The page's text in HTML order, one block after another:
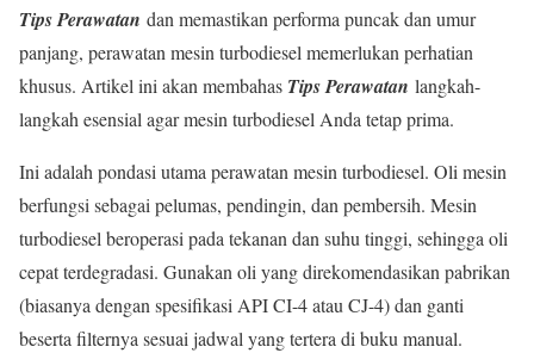
Tips Perawatan dan memastikan performa puncak dan umur
panjang, perawatan mesin turbodiesel memerlukan perhatian
khusus. Artikel ini akan membahas Tips Perawatan langkah-
langkah esensial agar mesin turbodiesel Anda tetap prima.
Ini adalah pondasi utama perawatan mesin turbodiesel. Oli mesin
berfungsi sebagai pelumas, pendingin, dan pembersih. Mesin
turbodiesel beroperasi pada tekanan dan suhu tinggi, sehingga oli
cepat terdegradasi. Gunakan oli yang direkomendasikan pabrikan
(biasanya dengan spesifikasi API CI-4 atau CJ-4) dan ganti
beserta filternya sesuai jadwal yang tertera di buku manual.